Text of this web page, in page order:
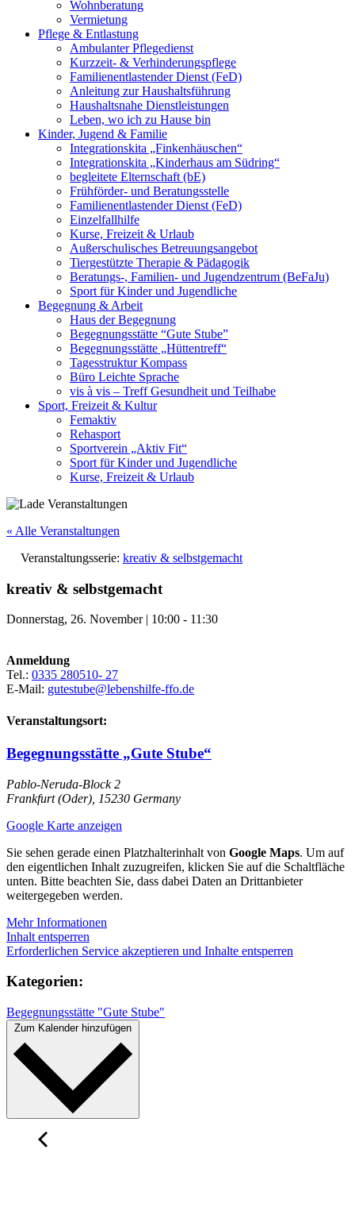
Wohnberatung
Vermietung
Pflege & Entlastung
Ambulanter Pflegedienst
Kurzzeit- & Verhinderungspflege
Familienentlastender Dienst (FeD)
Anleitung zur Haushaltsführung
Haushaltsnahe Dienstleistungen
Leben, wo ich zu Hause bin
Kinder, Jugend & Familie
Integrationskita „Finkenhäuschen“
Integrationskita „Kinderhaus am Südring“
begleitete Elternschaft (bE)
Frühförder- und Beratungsstelle
Familienentlastender Dienst (FeD)
Einzelfallhilfe
Kurse, Freizeit & Urlaub
Außerschulisches Betreuungsangebot
Tiergestützte Therapie & Pädagogik
Beratungs-, Familien- und Jugendzentrum (BeFaJu)
Sport für Kinder und Jugendliche
Begegnung & Arbeit
Haus der Begegnung
Begegnungsstätte “Gute Stube”
Begegnungsstätte „Hüttentreff“
Tagesstruktur Kompass
Büro Leichte Sprache
vis à vis – Treff Gesundheit und Teilhabe
Sport, Freizeit & Kultur
Femaktiv
Rehasport
Sportverein „Aktiv Fit“
Sport für Kinder und Jugendliche
Kurse, Freizeit & Urlaub
« Alle Veranstaltungen
Veranstaltungsserie: kreativ & selbstgemacht
kreativ & selbstgemacht
Donnerstag, 26. November | 10:00 - 11:30
Anmeldung
Tel.: 0335 280510- 27
E-Mail: gutestube@lebenshilfe-ffo.de
Veranstaltungsort:
Begegnungsstätte „Gute Stube“
Pablo-Neruda-Block 2
Frankfurt (Oder) 15230 Germany
Google Karte anzeigen
Sie sehen gerade einen Platzhalterinhalt von Google Maps. Um auf
den eigentlichen Inhalt zuzugreifen, klicken Sie auf die Schaltfläche
unten. Bitte beachten Sie, dass dabei Daten an Drittanbieter
weitergegeben werden.
Mehr Informationen
Inhalt entsperren
Erforderlichen Service akzeptieren und Inhalte entsperren
Kategorien:
Begegnungsstätte "Gute Stube"